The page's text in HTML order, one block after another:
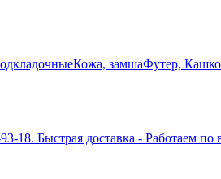
Кожа, замшаФутер,